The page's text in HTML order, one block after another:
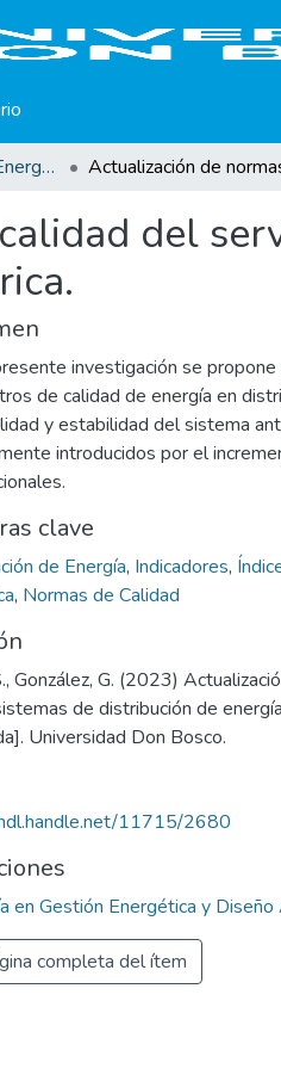
Maestría en Gestión Energética y Diseño Ambiental
del
investigación se
de calidad de energía en
y estabilidad del sistema
introducidos por el
clave
de Energía, Indicadores,
, Normas de Calidad
González, G. (2023)
de distribución de
Universidad Don Bosco.
11715/2680
en Gestión Energética y
completa del ítem